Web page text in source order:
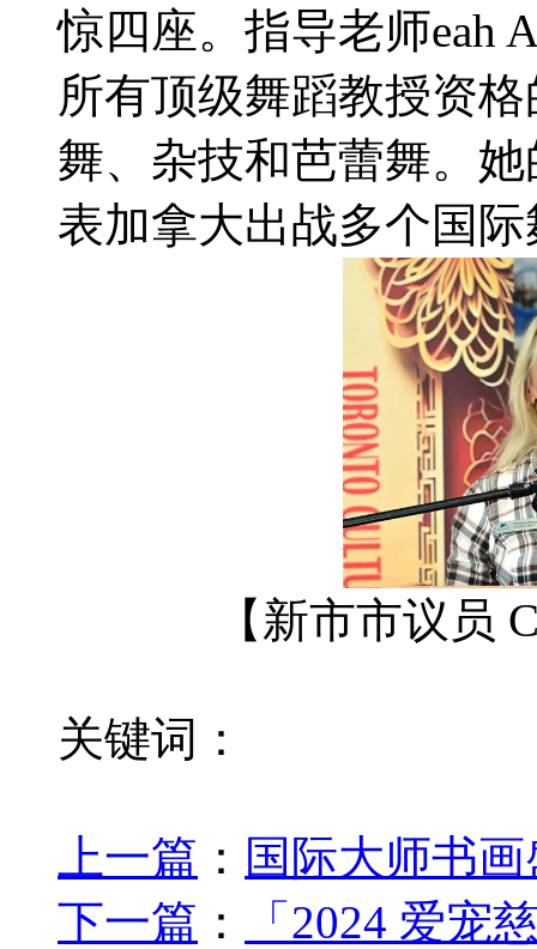
惊四座。指导老师eah
所有顶级舞蹈教授资
舞、杂技和芭蕾舞。
表加拿大出战多个国
【新市市议员
关键词：
上一篇 ： 国际大师书
下一篇 ： 「2024 爱宠